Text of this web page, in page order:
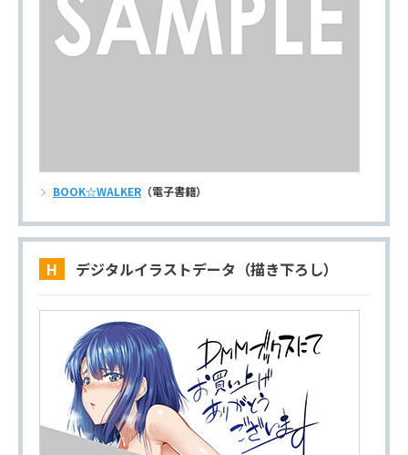
BOOK☆WALKER （電子書籍）
H デジタルイラストデータ（描き下ろし）